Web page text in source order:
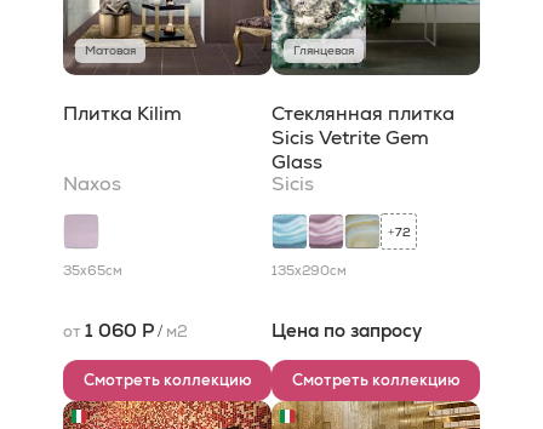
Матовая
Плитка Kilim
Naxos
35x65см
от 1 060 Р/ м2
Смотреть коллекцию
Глянцевая
Стеклянная плитка
Sicis Vetrite Gem
Glass
Sicis
+72
135x290см
Цена по запросу
Смотреть коллекцию